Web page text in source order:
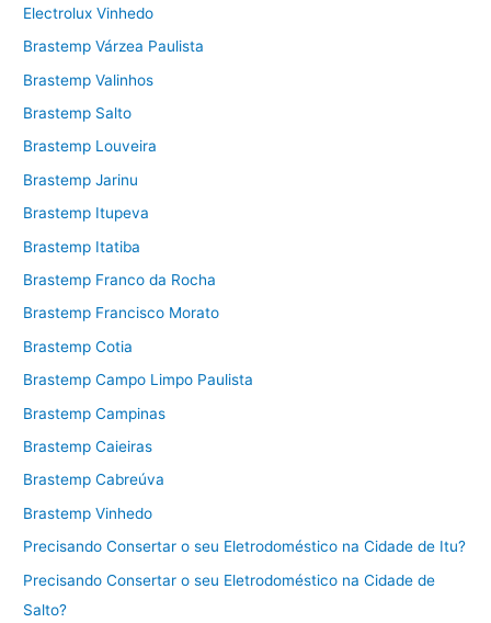
Electrolux Vinhedo
Brastemp Várzea Paulista
Brastemp Valinhos
Brastemp Salto
Brastemp Louveira
Brastemp Jarinu
Brastemp Itupeva
Brastemp Itatiba
Brastemp Franco da Rocha
Brastemp Francisco Morato
Brastemp Cotia
Brastemp Campo Limpo Paulista
Brastemp Campinas
Brastemp Caieiras
Brastemp Cabreúva
Brastemp Vinhedo
Precisando Consertar o seu Eletrodoméstico na Cidade de Itu?
Precisando Consertar o seu Eletrodoméstico na Cidade de
Salto?